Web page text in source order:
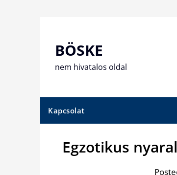
BÖSKE
nem hivatalos oldal
Kapcsolat
Egzotikus